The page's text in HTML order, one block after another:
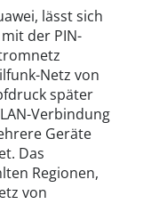
lässt sich
der PIN-
Netz von
später
Verbindung
Geräte
Das
Regionen,
von